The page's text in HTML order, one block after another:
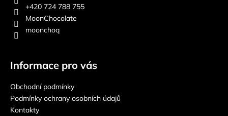
+420 724 788 755
MoonChocolate
moonchoq
Informace pro vás
Obchodní podmínky
Podmínky ochrany osobních údajů
Kontakty